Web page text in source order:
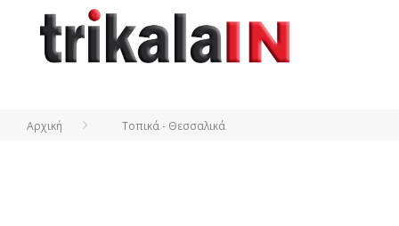
Αρχική Τοπικά - Θεσσαλικά